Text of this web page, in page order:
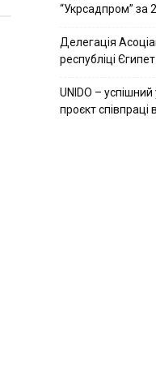
“Укрсадпром” за
Делегація
республіці Єгипет
UNIDO –
проєкт співпраці